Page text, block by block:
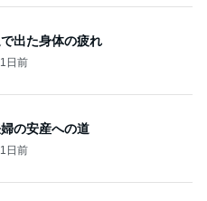
出た身体の疲れ
1日前
の安産への道
1日前